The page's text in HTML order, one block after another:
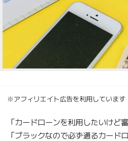
※アフィリエイト広告を利用しています
「カードローンを利用したいけど
「ブラックなので必ず通るカード